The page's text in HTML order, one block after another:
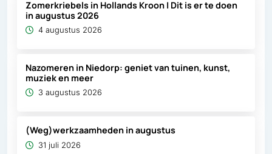
Zomerkriebels in Hollands Kroon | Dit is er te doen
in augustus 2026
4 augustus 2026
Nazomeren in Niedorp: geniet van tuinen, kunst,
muziek en meer
3 augustus 2026
(Weg)werkzaamheden in augustus
31 juli 2026